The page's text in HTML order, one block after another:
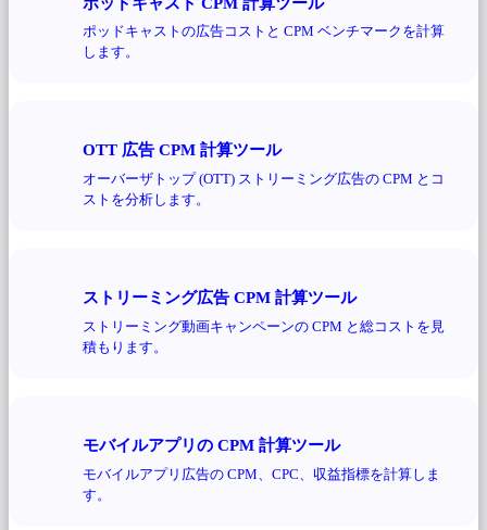
ポッドキャストの広告コストと CPM ベンチマークを計算
します。
OTT 広告 CPM 計算ツール
オーバーザトップ (OTT) ストリーミング広告の CPM とコ
ストを分析します。
ストリーミング広告 CPM 計算ツール
ストリーミング動画キャンペーンの CPM と総コストを見
積もります。
モバイルアプリの CPM 計算ツール
モバイルアプリ広告の CPM、CPC、収益指標を計算しま
す。